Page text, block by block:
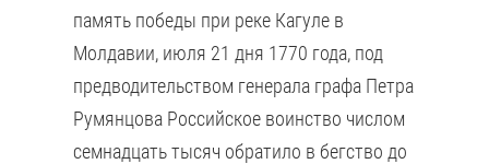
память победы при реке Кагуле в
Молдавии, июля 21 дня 1770 года, под
предводительством генерала графа Петра
Румянцова Российское воинство числом
семнадцать тысяч обратило в бегство до